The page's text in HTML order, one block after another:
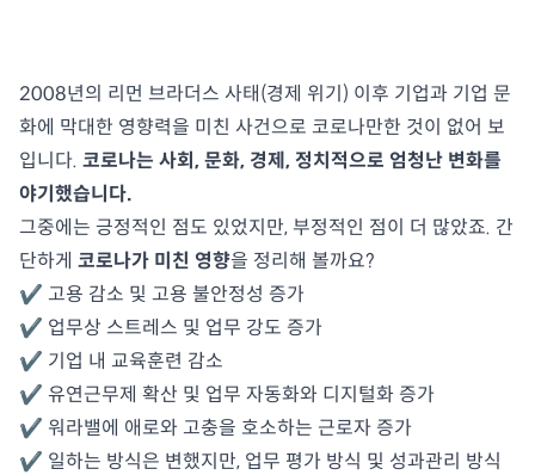
2008년의 리먼 브라더스 사태(경제 위기) 이후 기업과 기업 문
화에 막대한 영향력을 미친 사건으로 코로나만한 것이 없어 보
입니다. 코로나는 사회, 문화, 경제, 정치적으로 엄청난 변화를
야기했습니다.
그중에는 긍정적인 점도 있었지만, 부정적인 점이 더 많았죠. 간
단하게 코로나가 미친 영향을 정리해 볼까요?
✔️ 고용 감소 및 고용 불안정성 증가
✔️ 업무상 스트레스 및 업무 강도 증가
✔️ 기업 내 교육훈련 감소
✔️ 유연근무제 확산 및 업무 자동화와 디지털화 증가
✔️ 워라밸에 애로와 고충을 호소하는 근로자 증가
✔️ 일하는 방식은 변했지만, 업무 평가 방식 및 성과관리 방식